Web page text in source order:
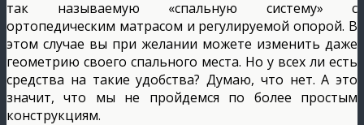
так называемую «спальную систему» с
ортопедическим матрасом и регулируемой опорой. В
этом случае вы при желании можете изменить даже
геометрию своего спального места. Но у всех ли есть
средства на такие удобства? Думаю, что нет. А это
значит, что мы не пройдемся по более простым
конструкциям.